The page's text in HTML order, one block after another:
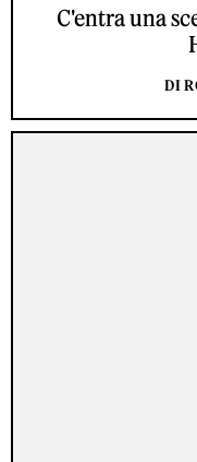
C'entra una
DI